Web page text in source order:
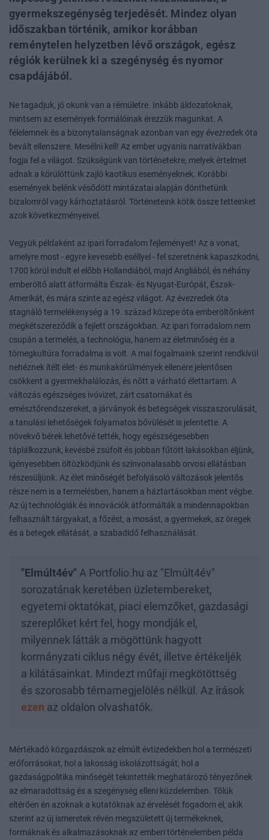
gyermekszegénység terjedését. Mindez olyan
időszakban történik, amikor korábban
reménytelen helyzetben lévő országok, egész
régiók kerülnek ki a szegénység és nyomor
csapdájából.
Ne tagadjuk, jó okunk van a rémületre. Inkább áldozatoknak,
mintsem az események formálóinak érezzük magunkat. A
félelemnek és a bizonytalanságnak azonban van egy évezredek óta
bevált ellenszere. Mesélni kell! Az ember ugyanis narratívákban
fogja fel a világot. Szükségünk van történetekre, melyek értelmet
adnak a körülöttünk zajló kaotikus eseményeknek. Korábbi
események belénk vésődött mintázatai alapján dönthetünk
bizalomról vagy kárhoztatásról. Történeteink kötik össze tetteinket
azok következményeivel.
Vegyük példaként az ipari forradalom fejleményeit! Az a vonat,
amelyre most - egyre kevesebb eséllyel - fel szeretnénk kapaszkodni,
1700 körül indult el előbb Hollandiából, majd Angliából, és néhány
emberöltő alatt átformálta Észak- és Nyugat-Európát, Észak-
Amerikát, és mára szinte az egész világot. Az évezredek óta
stagnáló termelékenység a 19. század közepe óta emberöltőnként
megkétszereződik a fejlett országokban. Az ipari forradalom nem
csupán a termelés, a technológia, hanem az életminőség és a
tömegkultúra forradalma is volt. A mai fogalmaink szerint rendkívül
nehéznek ítélt élet- és munkakörülmények ellenére jelentősen
csökkent a gyermekhalálozás, és nőtt a várható élettartam. A
változás egészséges ivóvizet, zárt csatornákat és
emésztőrendszereket, a járványok és betegségek visszaszorulását,
a tanulási lehetőségek folyamatos bővülését is jelentette. A
növekvő bérek lehetővé tették, hogy egészségesebben
táplálkozzunk, kevésbé zsúfolt és jobban fűtött lakásokban éljünk,
igényesebben öltözködjünk és színvonalasabb orvosi ellátásban
részesüljünk. Az élet minőségét befolyásoló változások jelentős
része nem is a termelésben, hanem a háztartásokban ment végbe.
Az új technológiák és innovációk átformálták a mindennapokban
felhasznált tárgyakat, a főzést, a mosást, a gyermekek, az öregek
és a betegek ellátását, a szabadidő felhasználását.
"Elmúlt4év" A Portfolio.hu az "Elmúlt4év"
sorozatának keretében üzletembereket,
egyetemi oktatókat, piaci elemzőket, gazdasági
szereplőket kért fel, hogy mondják el,
milyennek látták a mögöttünk hagyott
kormányzati ciklus négy évét, illetve értékeljék
a kilátásainkat. Mindezt műfaji megkötöttség
és szorosabb témamegjelölés nélkül. Az írások
ezen az oldalon olvashatók.
Mértékadó közgazdászok az elmúlt évtizedekben hol a természeti
erőforrásokat, hol a lakosság iskolázottságát, hol a
gazdaságpolitika minőségét tekintették meghatározó tényezőnek
az elmaradottság és a szegénység elleni küzdelemben. Tőlük
eltérően én azoknak a kutatóknak az érvelését fogadom el, akik
szerint az új ismeretek révén megszületett új termékeknek,
formáknak és alkalmazásoknak az emberi történelemben példa